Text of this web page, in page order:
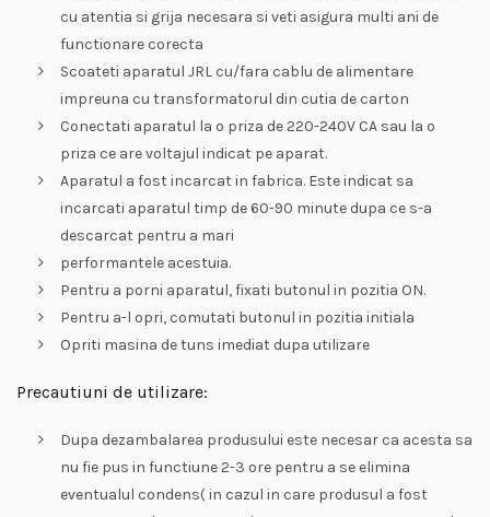
cu atentia si grija necesara si veti asigura multi ani de
functionare corecta
Scoateti aparatul JRL cu/fara cablu de alimentare
impreuna cu transformatorul din cutia de carton
Conectati aparatul la o priza de 220-240V CA sau la o
priza ce are voltajul indicat pe aparat.
Aparatul a fost incarcat in fabrica. Este indicat sa
incarcati aparatul timp de 60-90 minute dupa ce s-a
descarcat pentru a mari
performantele acestuia.
Pentru a porni aparatul, fixati butonul in pozitia ON.
Pentru a-l opri, comutati butonul in pozitia initiala
Opriti masina de tuns imediat dupa utilizare
Precautiuni de utilizare:
Dupa dezambalarea produsului este necesar ca acesta sa
nu fie pus in functiune 2-3 ore pentru a se elimina
eventualul condens( in cazul in care produsul a fost